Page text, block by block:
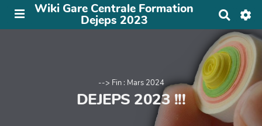
Wiki Gare Centrale Formation
Dejeps 2023
c
h
e
r
c
h
e
--> Fin : Mars 2024
DEJEPS 2023 !!!